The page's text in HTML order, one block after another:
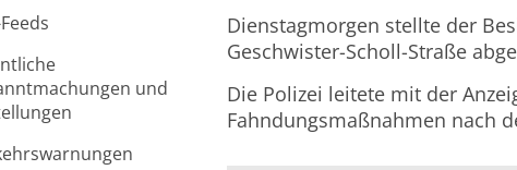
und
Dienstagmorgen stellte der
Geschwister-Scholl-Straße
Die Polizei leitete mit der
Fahndungsmaßnahmen nach